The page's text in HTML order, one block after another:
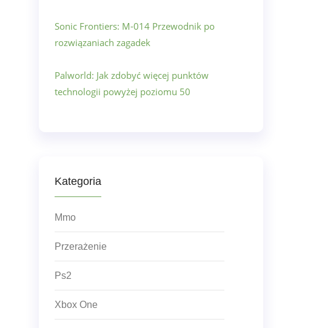
Sonic Frontiers: M-014 Przewodnik po
rozwiązaniach zagadek
Palworld: Jak zdobyć więcej punktów
technologii powyżej poziomu 50
Kategoria
Mmo
Przerażenie
Ps2
Xbox One